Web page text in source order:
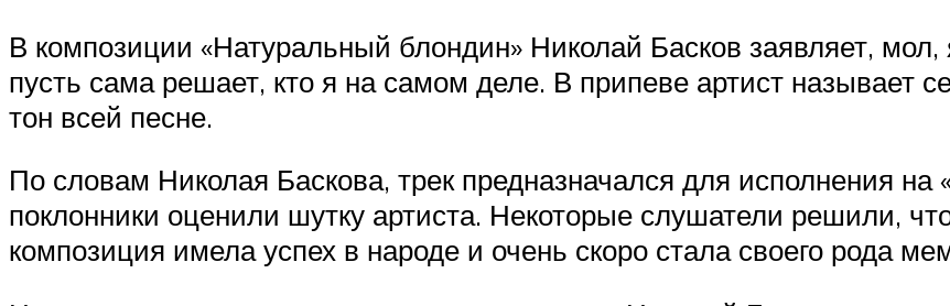
В композиции «Натуральный блондин» Николай Басков заявляет,
пусть сама решает, кто я на самом деле. В припеве артист называет
тон всей песне.
По словам Николая Баскова, трек предназначался для исполнения
поклонники оценили шутку артиста. Некоторые слушатели решили,
композиция имела успех в народе и очень скоро стала своего рода